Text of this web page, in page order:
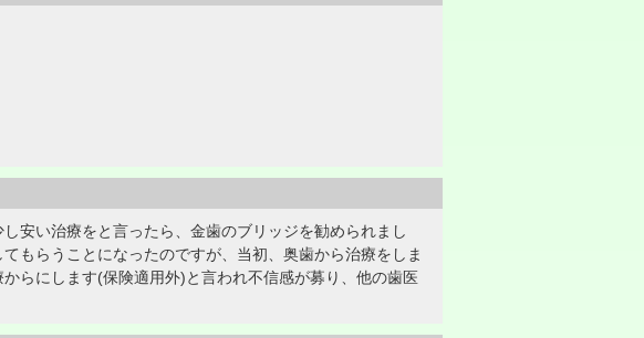
安い治療をと言ったら、金歯のブリッジを勧められまし
もらうことになったのですが、当初、奥歯から治療をしま
らにします(保険適用外)と言われ不信感が募り、他の歯医